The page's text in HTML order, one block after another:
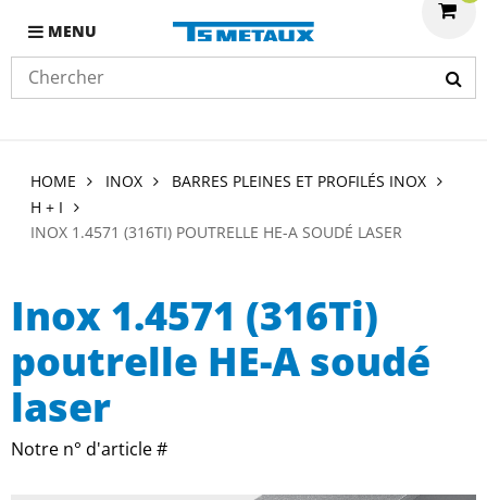
MENU
HOME INOX
BARRES PLEINES ET PROFILÉS INOX
H + I
INOX 1.4571 (316TI) POUTRELLE HE-A SOUDÉ LASER
Inox 1.4571 (316Ti)
poutrelle HE-A soudé
laser
Notre n° d'article #